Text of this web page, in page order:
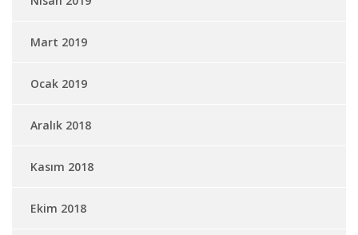
Mart 2019
Ocak 2019
Aralık 2018
Kasım 2018
Ekim 2018